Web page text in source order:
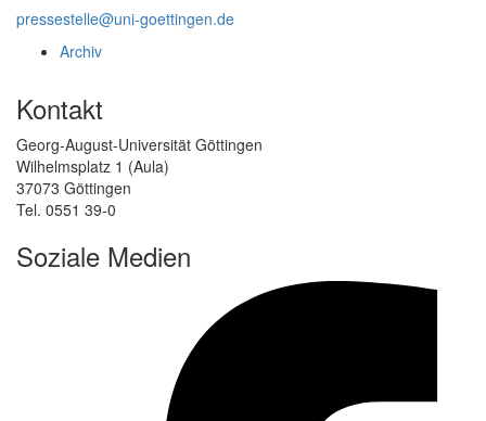
pressestelle@uni-goettingen.de
Archiv
Kontakt
Georg-August-Universität Göttingen
Wilhelmsplatz 1 (Aula)
37073 Göttingen
Tel. 0551 39-0
Soziale Medien